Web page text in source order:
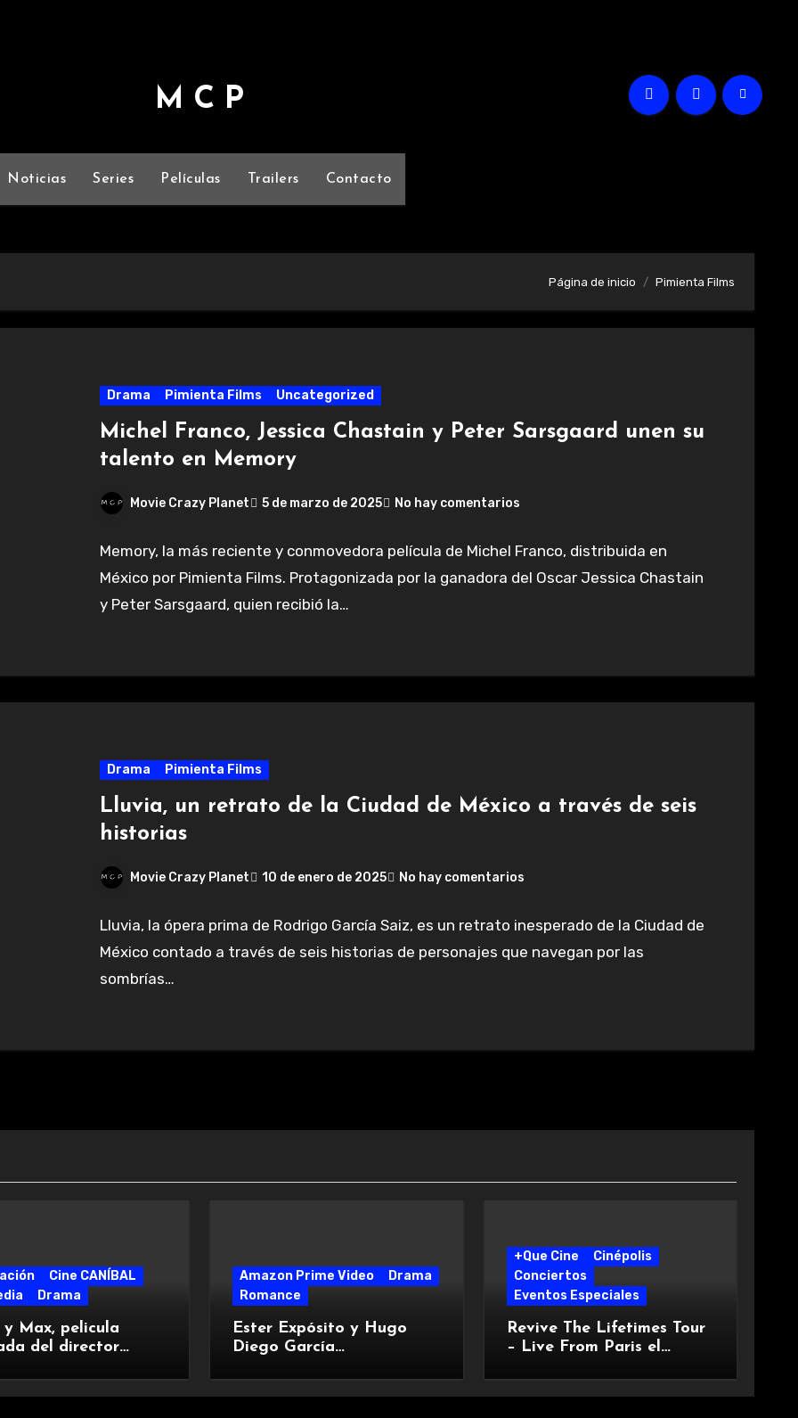
M C P
Noticias Series Películas Trailers Contacto
Página de inicio Pimienta Films
Drama Pimienta Films Uncategorized
Michel Franco, Jessica Chastain y Peter Sarsgaard unen su
talento en Memory
Movie Crazy Planet 5 de marzo de 2025 No hay comentarios
Memory, la más reciente y conmovedora película de Michel Franco, distribuida en
México por Pimienta Films. Protagonizada por la ganadora del Oscar Jessica Chastain
y Peter Sarsgaard, quien recibió la…
Drama Pimienta Films
Lluvia, un retrato de la Ciudad de México a través de seis
historias
Movie Crazy Planet 10 de enero de 2025 No hay comentarios
Lluvia, la ópera prima de Rodrigo García Saiz, es un retrato inesperado de la Ciudad de
México contado a través de seis historias de personajes que navegan por las
sombrías…
Cine CANÍBAL
Drama
y Max, pelicula
del director
Amazon Prime Video
Drama
Romance
Ester Expósito y Hugo
Diego García
Marfil
+Que Cine
Cinépolis
Conciertos
Eventos Especiales
Revive The Lifetimes Tour
– Live From Paris el
Perry con Cinépolis +QUE